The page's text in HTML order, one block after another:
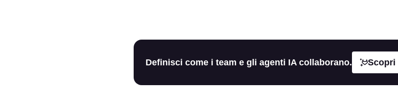
Definisci come i team e gli agenti IA collaborano. Scopri